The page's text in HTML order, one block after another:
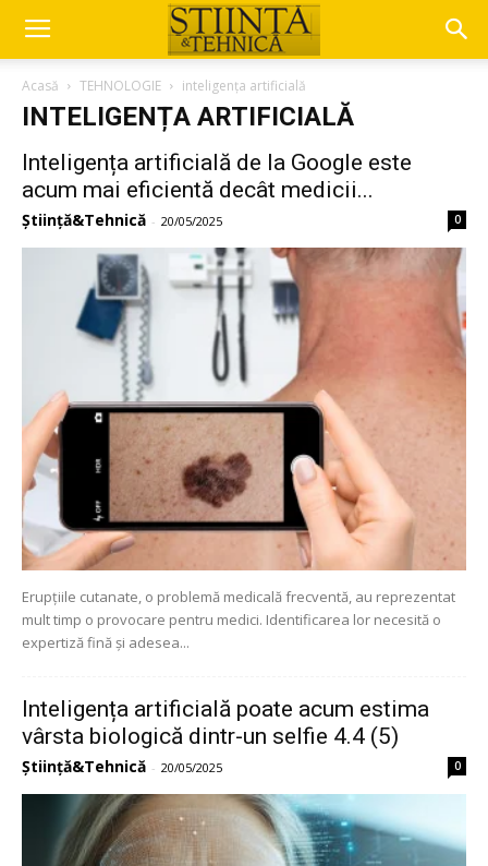
Acasă TEHNOLOGIE inteligența artificială
INTELIGENȚA ARTIFICIALĂ
Inteligența artificială de la Google este
acum mai eficientă decât medicii...
Știință&Tehnică - 20/05/2025 0
Erupțiile cutanate, o problemă medicală frecventă, au reprezentat
mult timp o provocare pentru medici. Identificarea lor necesită o
expertiză fină și adesea...
Inteligența artificială poate acum estima
vârsta biologică dintr-un selfie 4.4 (5)
Știință&Tehnică - 20/05/2025 0